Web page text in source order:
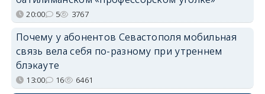
20:00 5 3767
Почему у абонентов Севастополя мобильная
связь вела себя по-разному при утреннем
блэкауте
13:00 16 6461